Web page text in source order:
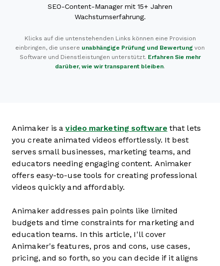
SEO-Content-Manager mit 15+ Jahren
Wachstumserfahrung.
Klicks auf die untenstehenden Links können eine Provision
einbringen, die unsere unabhängige Prüfung und Bewertung von
Software und Dienstleistungen unterstützt. Erfahren Sie mehr
darüber, wie wir transparent bleiben.
Animaker is avideo marketing software that lets
you create animated videos effortlessly. It best
serves small businesses, marketing teams, and
educators needing engaging content. Animaker
offers easy-to-use tools for creating professional
videos quickly and affordably.
Animaker addresses pain points like limited
budgets and time constraints for marketing and
education teams. In this article, I'll cover
Animaker's features, pros and cons, use cases,
pricing, and so forth, so you can decide if it aligns